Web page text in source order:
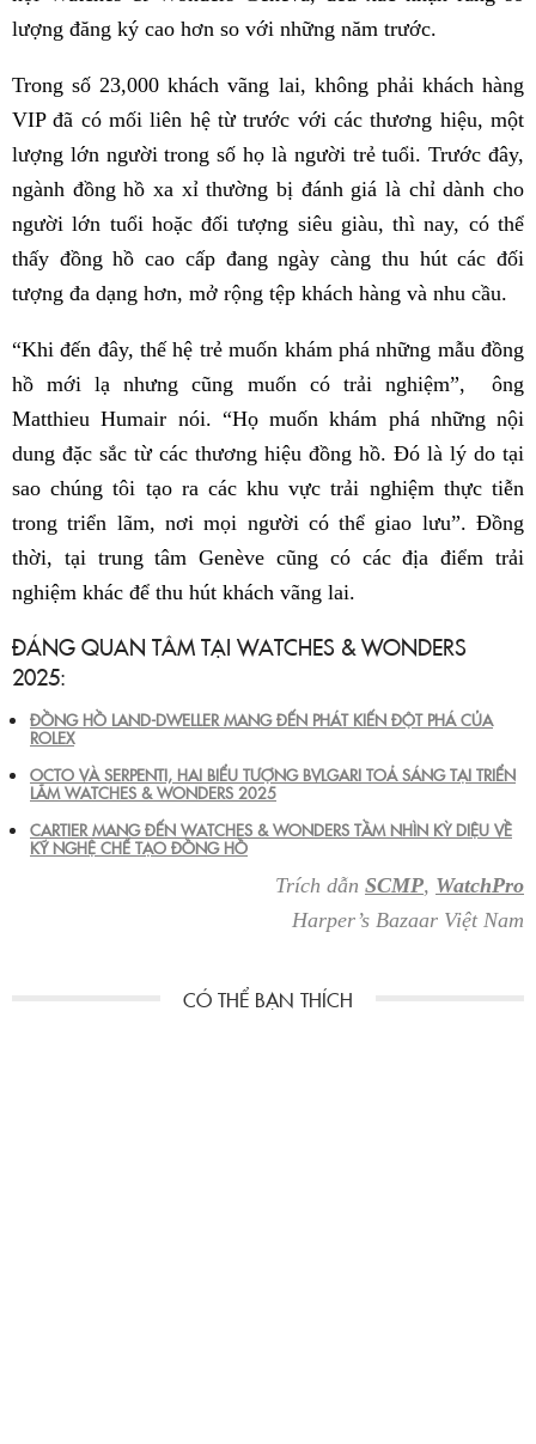
lượng đăng ký cao hơn so với những năm trước.
Trong số 23,000 khách vãng lai, không phải khách hàng
VIP đã có mối liên hệ từ trước với các thương hiệu, một
lượng lớn người trong số họ là người trẻ tuổi. Trước đây,
ngành đồng hồ xa xỉ thường bị đánh giá là chỉ dành cho
người lớn tuổi hoặc đối tượng siêu giàu, thì nay, có thể
thấy đồng hồ cao cấp đang ngày càng thu hút các đối
tượng đa dạng hơn, mở rộng tệp khách hàng và nhu cầu.
“Khi đến đây, thế hệ trẻ muốn khám phá những mẫu đồng
hồ mới lạ nhưng cũng muốn có trải nghiệm”, ông
Matthieu Humair nói. “Họ muốn khám phá những nội
dung đặc sắc từ các thương hiệu đồng hồ. Đó là lý do tại
sao chúng tôi tạo ra các khu vực trải nghiệm thực tiễn
trong triển lãm, nơi mọi người có thể giao lưu”. Đồng
thời, tại trung tâm Genève cũng có các địa điểm trải
nghiệm khác để thu hút khách vãng lai.
ĐÁNG QUAN TÂM TẠI WATCHES & WONDERS
2025:
ĐỒNG HỒ LAND-DWELLER MANG ĐẾN PHÁT KIẾN ĐỘT PHÁ CỦA
ROLEX
OCTO VÀ SERPENTI, HAI BIỂU TƯỢNG BVLGARI TOẢ SÁNG TẠI TRIỂN
LÃM WATCHES & WONDERS 2025
CARTIER MANG ĐẾN WATCHES & WONDERS TẦM NHÌN KỲ DIỆU VỀ
KỸ NGHỆ CHẾ TẠO ĐỒNG HỒ
Trích dẫn SCMP, WatchPro
Harper’s Bazaar Việt Nam